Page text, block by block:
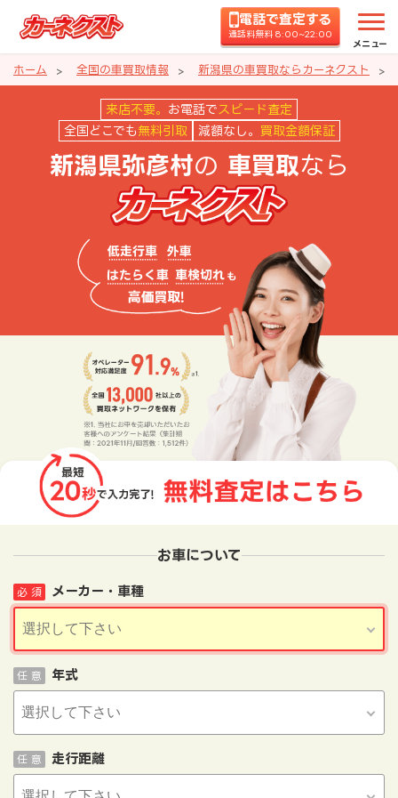
電話で査定する
通話料無料 8:00~22:00
メニュー
ホーム 全国の車買取情報 新潟県の車買取ならカーネクスト
新潟県弥彦村の車買取ならカー
来店不要。 お電話で スピード査定
全国どこでも 無料引取 減額なし。 買取金額保証
新潟県弥彦村の 車買取なら
お車について
メーカー・車種
必 須
年式
任 意
走行距離
任 意